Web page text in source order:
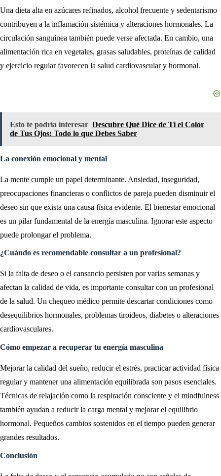
Una dieta alta en azúcares refinados, alcohol frecuente y sedentarismo
contribuyen a la inflamación sistémica y alteraciones hormonales. La
circulación sanguínea también puede verse afectada. En cambio, una
alimentación rica en vegetales, grasas saludables, proteínas de calidad
y ejercicio regular favorecen la salud cardiovascular y hormonal.
Esto te podría interesar Descubre Qué Dice de Ti el Color
de Tus Ojos: Todo lo que Debes Saber
La conexión emocional y mental
La mente cumple un papel determinante. Ansiedad, inseguridad,
preocupaciones financieras o conflictos de pareja pueden disminuir el
deseo sin que exista una causa física evidente. El bienestar emocional
es un pilar fundamental de la energía masculina. Ignorar este aspecto
puede prolongar el problema.
¿Cuándo es recomendable consultar a un profesional?
Si la falta de deseo o el cansancio persisten por varias semanas y
afectan la calidad de vida, es importante consultar con un profesional
de la salud. Un chequeo médico permite descartar condiciones como
desequilibrios hormonales, problemas tiroideos, diabetes o alteraciones
cardiovasculares.
Cómo empezar a recuperar tu energía masculina
Mejorar la calidad del sueño, reducir el estrés, practicar actividad física
regular y mantener una alimentación equilibrada son pasos esenciales.
Técnicas de relajación como la respiración consciente y el mindfulness
también ayudan a reducir la carga mental y mejorar el equilibrio
hormonal. Pequeños cambios sostenidos en el tiempo pueden generar
grandes resultados.
Conclusión